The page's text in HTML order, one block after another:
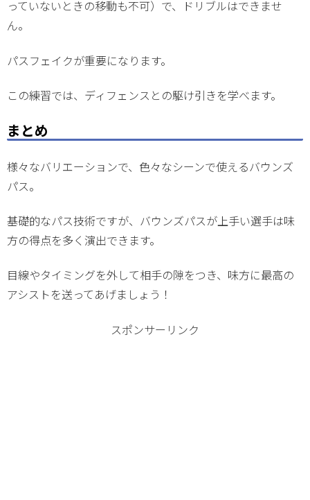
っていないときの移動も不可）で、ドリブルはできませ
ん。
パスフェイクが重要になります。
この練習では、ディフェンスとの駆け引きを学べます。
まとめ
様々なバリエーションで、色々なシーンで使えるバウンズ
パス。
基礎的なパス技術ですが、バウンズパスが上手い選手は味
方の得点を多く演出できます。
目線やタイミングを外して相手の隙をつき、味方に最高の
アシストを送ってあげましょう！
スポンサーリンク